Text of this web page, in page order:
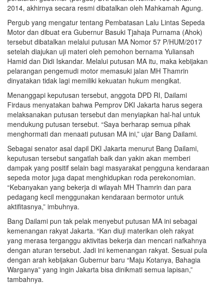
2014, akhirnya secara resmi dibatalkan oleh Mahkamah Agung.
Pergub yang mengatur tentang Pembatasan Lalu Lintas Sepeda
Motor dan dibuat era Gubernur Basuki Tjahaja Purnama (Ahok)
tersebut dibatalkan melalui putusan MA Nomor 57 P/HUM/2017
setelah diajukan uji materi oleh pemohon bernama Yuliansah
Hamid dan Didi Iskandar. Melalui putusan MA itu, maka kebijakan
pelarangan pengemudi motor memasuki jalan MH Thamrin
dinyatakan tidak lagi memiliki kekuatan hukum mengikat.
Menanggapi keputusan tersebut, anggota DPD RI, Dailami
Firdaus menyatakan bahwa Pemprov DKI Jakarta harus segera
melaksanakan putusan tersebut dan menyiapkan hal-hal untuk
mendukung putusan tersebut. “Saya berharap semua pihak
menghormati dan menaati putusan MA ini,” ujar Bang Dailami.
Sebagai senator asal dapil DKI Jakarta menurut Bang Dailami,
keputusan tersebut sangatlah baik dan yakin akan memberi
dampak yang positif selain bagi masyarakat pengguna kendaraan
sepeda motor juga dapat menghidupkan roda perekonomian.
“Kebanyakan yang bekerja di wilayah MH Thamrin dan para
pedagang kecil menggunakan kendaraan bermotor untuk
aktifitasnya,” imbuhnya.
Bang Dailami pun tak pelak menyebut putusan MA ini sebagai
kemenangan rakyat Jakarta. “Kan diuji materikan oleh rakyat
yang merasa terganggu aktivitas bekerja dan mencari nafkahnya
dengan aturan tersebut. Jadi ini kemenangan rakyat. Sesuai pula
dengan arah kebijakan Gubernur baru “Maju Kotanya, Bahagia
Warganya” yang ingin Jakarta bisa dinikmati semua lapisan,”
tambahnya.